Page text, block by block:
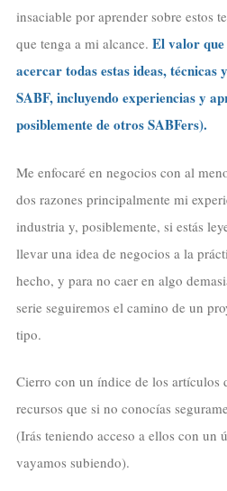
insaciable por aprender sobre estos
que tenga a mi alcance. El valor
acercar todas estas ideas, técnicas
SABF, incluyendo experiencias y
posiblemente de otros SABFers).
Me enfocaré en negocios con al
dos razones principalmente mi
industria y, posiblemente, si estás
llevar una idea de negocios a la
hecho, y para no caer en algo
serie seguiremos el camino de un
tipo.
Cierro con un índice de los artículos
recursos que si no conocías
(Irás teniendo acceso a ellos con un
vayamos subiendo).